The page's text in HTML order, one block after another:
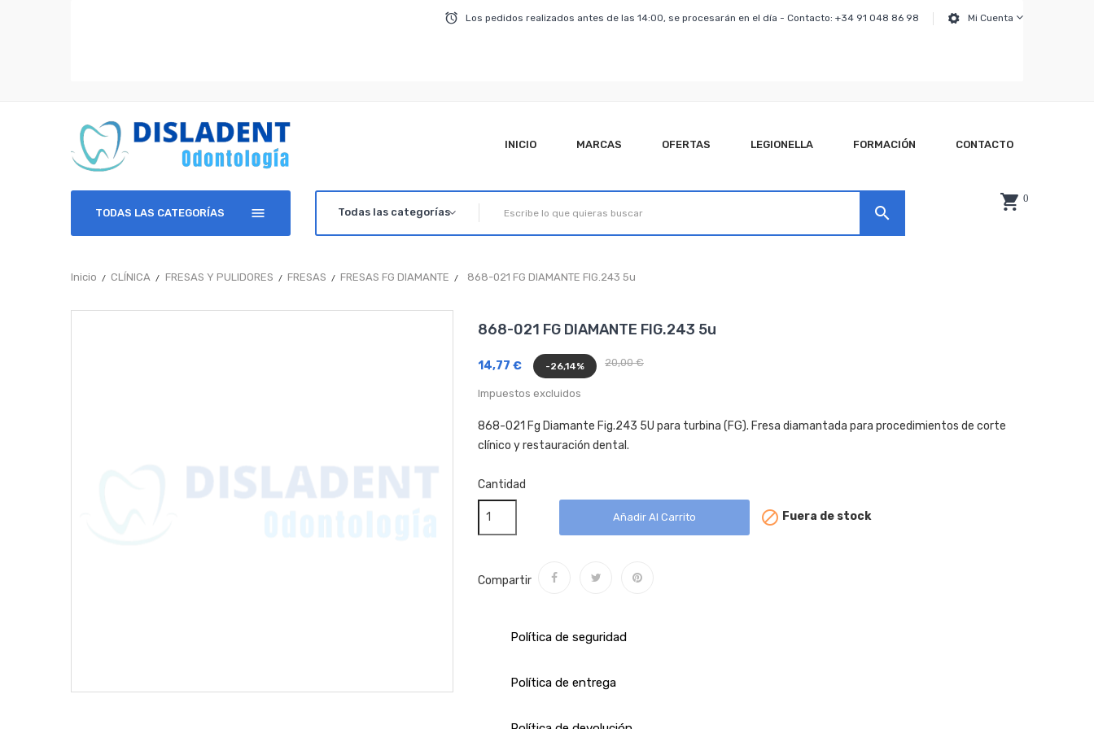
Mi Cuenta
Los pedidos realizados antes de las 14:00, se procesarán en el día - Contacto: +34 91 048 86 98
INICIO MARCAS OFERTAS LEGIONELLA FORMACIÓN CONTACTO
TODAS LAS CATEGORÍAS
0
search
Inicio CLÍNICA FRESAS Y PULIDORES FRESAS FRESAS FG DIAMANTE 868-021 FG DIAMANTE FIG.243 5u
868-021 FG DIAMANTE FIG.243 5u
20,00 €
14,77 € -26,14%
Impuestos excluidos
868-021 Fg Diamante Fig.243 5U para turbina (FG). Fresa diamantada para procedimientos de corte
clínico y restauración dental.
Cantidad
Añadir Al Carrito  Fuera de stock
Compartir
Política de seguridad
Política de entrega